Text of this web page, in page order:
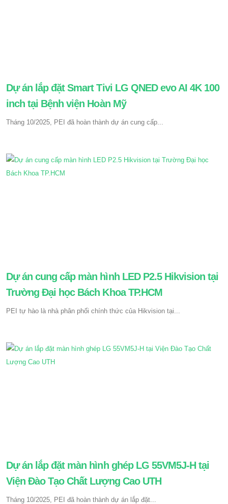
Dự án lắp đặt Smart Tivi LG QNED evo AI 4K 100
inch tại Bệnh viện Hoàn Mỹ
Tháng 10/2025, PEI đã hoàn thành dự án cung cấp...
Dự án cung cấp màn hình LED P2.5 Hikvision tại
Trường Đại học Bách Khoa TP.HCM
PEI tự hào là nhà phân phối chính thức của Hikvision tại...
Dự án lắp đặt màn hình ghép LG 55VM5J-H tại
Viện Đào Tạo Chất Lượng Cao UTH
Tháng 10/2025, PEI đã hoàn thành dự án lắp đặt...